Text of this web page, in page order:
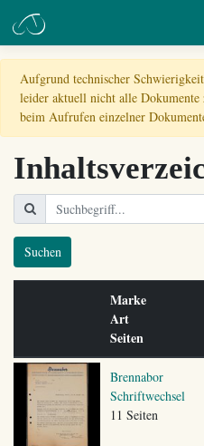
Aufgrund technischer
leider aktuell nicht alle
beim Aufrufen einzelner
Suchen
Marke
Art
Seiten
Brennabor
Schriftwechsel
11 Seiten